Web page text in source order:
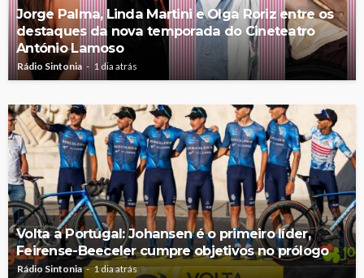
Jorge Palma, Linda Martini e Olga Roriz entre os
destaques da nova temporada do Cineteatro
António Lamoso
Rádio Sintonia 1 dia atrás
Volta a Portugal: Johansen é o primeiro líder,
Feirense-Beeceler cumpre objetivos no prólogo
Rádio Sintonia 1 dia atrás